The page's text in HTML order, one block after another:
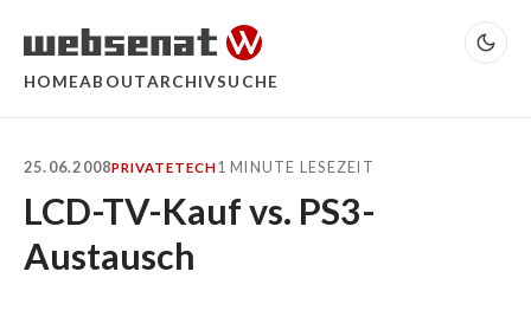
HOMEABOUTARCHIVSUCHE
25.06.2008PRIVATETECH1 MINUTE LESEZEIT
LCD-TV-Kauf vs. PS3-
Austausch